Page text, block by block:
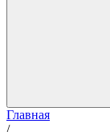
Главная
/